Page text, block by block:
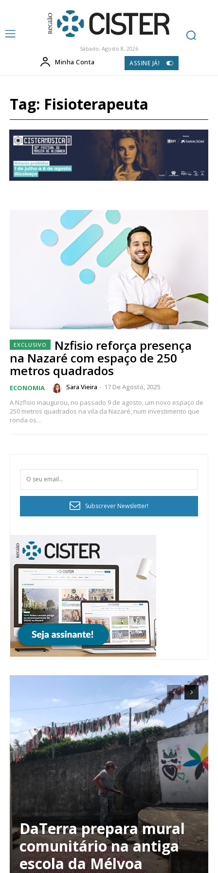
Planos de Assinatura
Faça-se assinante do Região de Cister e ajude-nos a manter este serviço
Sábado, Agosto 8, 2026
Minha Conta ASSINE JÁ!
Tag: Fisioterapeuta
Nzfisio reforça presença
na Nazaré com espaço de 250
metros quadrados
ECONOMIA Sara Vieira - 17 De Agosto, 2025
A Nzfisio inaugurou, no passado 9 de agosto, um novo espaço de
250 metros quadrados na vila da Nazaré, num investimento que
ronda os...
Subscrever Newsletter!
DaTerra prepara mural
comunitário na antiga
escola da Mélvoa